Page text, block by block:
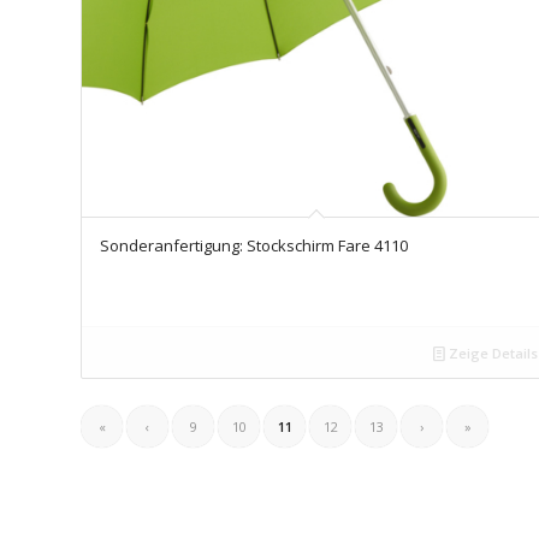
Sonderanfertigung: Stockschirm Fare 4110
Zeige Details
« ‹ 9 10 11 12 13 › »